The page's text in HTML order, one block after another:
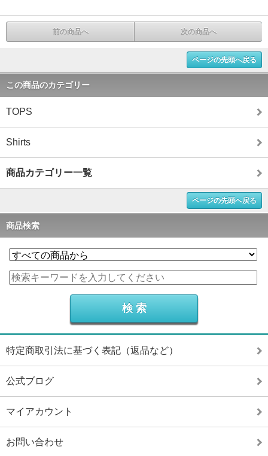
前の商品へ 次の商品へ
ページの先頭へ戻る
この商品のカテゴリー
TOPS
Shirts
商品カテゴリー一覧
ページの先頭へ戻る
商品検索
特定商取引法に基づく表記（返品など）
公式ブログ
マイアカウント
お問い合わせ